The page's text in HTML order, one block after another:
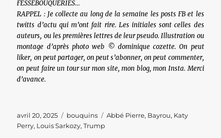
FESSEBOUQUERIES…
RAPPEL : Je collecte au long de la semaine les posts FB et les
twitts d’actu qui m’ont fait rire. Les initiales sont celles des
auteurs, ou les premières lettres de leur pseudo. Illustration ou
montage d’après photo web © dominique cozette. On peut
liker, on peut partager, on peut s’abonner, on peut commenter,
on peut faire un tour sur mon site, mon blog, mon Insta. Merci
d’avance.
Publié
le
avril 20, 2025 Catégories
bouquins Étiquettes
Abbé Pierre, Bayrou, Katy
Perry, Louis Sarkozy,Trump